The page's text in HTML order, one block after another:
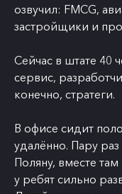
озвучил: FMCG,
застройщики и
Сейчас в штате 40
сервис,
конечно, стратеги.
В офисе сидит
удалённо. Пару
Поляну, вместе
у ребят сильно